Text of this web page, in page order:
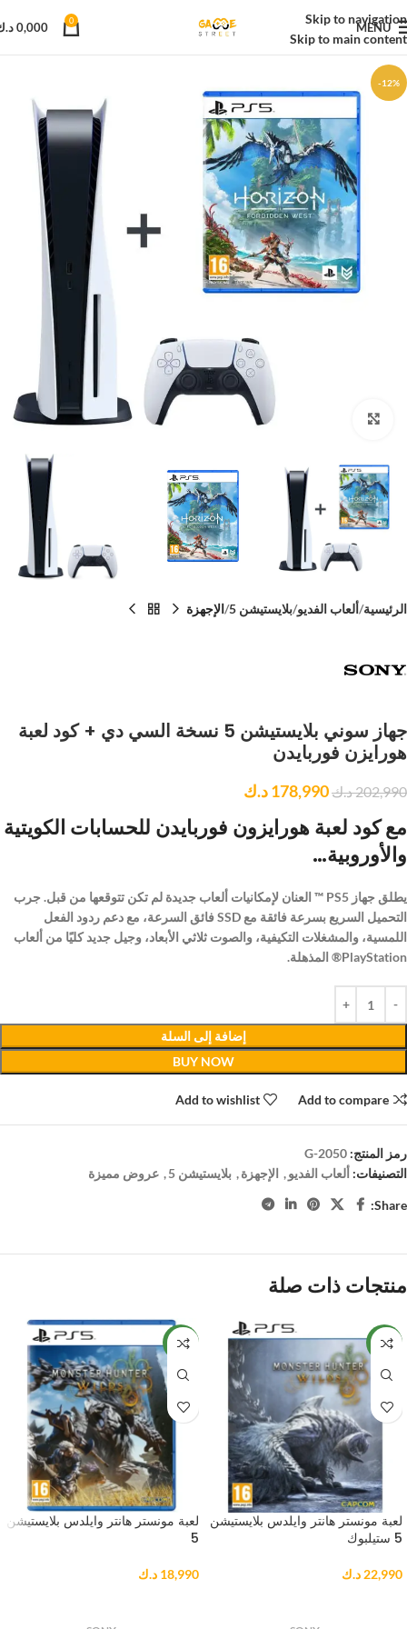
Skip to navigation
Skip to main content
MENU
0
0,000
-12%
Click to enlarge
الرئيسية ألعاب الفديو بلايستيشن 5 الإجهزة
جهاز سوني بلايستيشن 5 نسخة السي دي + كود لعبة
هورايزن فوربايدن
202,990د.ك178,990د.ك
مع كود لعبة هورايزون فوربايدن للحسابات الكويتية
والأوروبية…
يطلق جهاز PS5 ™ العنان لإمكانيات ألعاب جديدة لم تكن تتوقعها من قبل. جرب
التحميل السريع بسرعة فائقة مع SSD فائق السرعة، مع دعم ردود الفعل
اللمسية، والمشغلات التكيفية، والصوت ثلاثي الأبعاد، وجيل جديد كليًا من ألعاب
PlayStation® المذهلة.
إضافة إلى السلة
BUY NOW
Add to compare
Add to wishlist
رمز المنتج: G-2050
التصنيفات: ألعاب الفديو, الإجهزة, بلايستيشن 5 , عروض مميزة
Share:
منتجات ذات صلة
NEW
لعبة مونستر هانتر وايلدس بلايستيشن
5 ستيلبوك
22,990 د.ك
NEW
لعبة مونستر هانتر وايلدس بلايستيشن
5
18,990 د.ك